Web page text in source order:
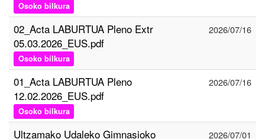
Osoko bilkura
02_Acta LABURTUA Pleno Extr
05.03.2026_EUS.pdf
Osoko bilkura
2026/07/16
01_Acta LABURTUA Pleno
12.02.2026_EUS.pdf
Osoko bilkura
2026/07/16
Ultzamako Udaleko Gimnasioko 2026/07/01